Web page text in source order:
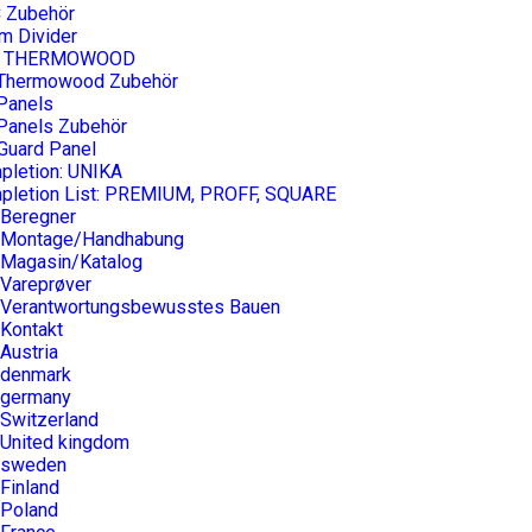
Zubehör
Divider
Zubehör
Zubehör
Panel
UNIKA
List: PREMIUM, PROFF, SQUARE
Beregner
Montage/Handhabung
Magasin/Katalog
Vareprøver
Verantwortungsbewusstes Bauen
Kontakt
Austria
denmark
germany
Switzerland
United kingdom
sweden
Finland
Poland